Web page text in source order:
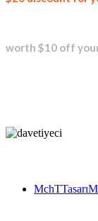
worth $10 off
MchTTasarıM